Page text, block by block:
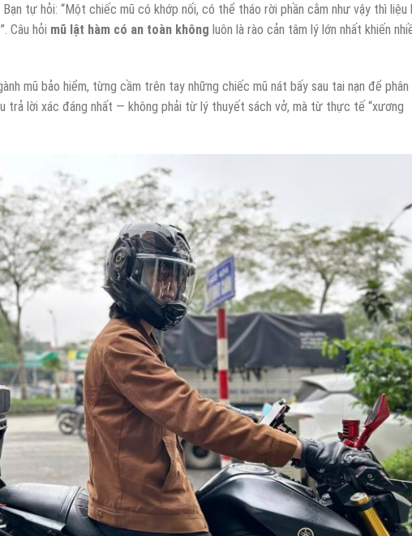
tự hỏi: “Một chiếc mũ có khớp nối, có thể tháo rời phần cằm như vậy thì liệu
Câu hỏi mũ lật hàm có an toàn không luôn là rào cản tâm lý lớn nhất khiến
mũ bảo hiểm, từng cầm trên tay những chiếc mũ nát bấy sau tai nạn để phân
trả lời xác đáng nhất — không phải từ lý thuyết sách vở, mà từ thực tế “xương